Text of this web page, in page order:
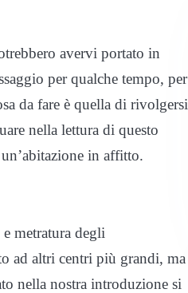
avervi portato in
per qualche tempo, per
da fare è quella di rivolgersi
nella lettura di questo
in affitto.
metratura degli
ad altri centri più grandi, ma
nella nostra introduzione si